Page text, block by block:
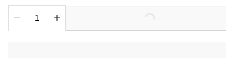
Loading...